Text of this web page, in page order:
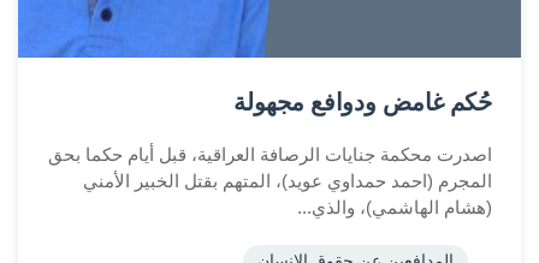
حُكم غامض ودوافع مجهولة
اصدرت محكمة جنايات الرصافة العراقية، قبل أيام حكما بحق
المجرم (احمد حمداوي عويد)، المتهم بقتل الخبير الأمني
(هشام الهاشمي)، والذي...